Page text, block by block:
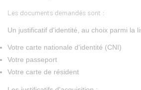
Les documents demandés sont :
Un justificatif d'identité, au choix parmi la
Votre carte nationale d'identité (CNI)
Votre passeport
Votre carte de résident